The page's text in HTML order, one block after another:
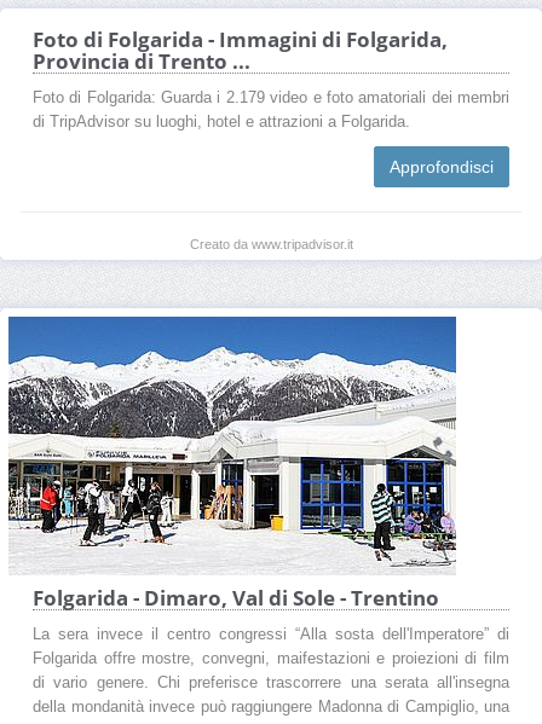
Foto di Folgarida - Immagini di Folgarida,
Provincia di Trento ...
Foto di Folgarida: Guarda i 2.179 video e foto amatoriali dei membri
di TripAdvisor su luoghi, hotel e attrazioni a Folgarida.
Approfondisci
Creato da www.tripadvisor.it
Folgarida - Dimaro, Val di Sole - Trentino
La sera invece il centro congressi “Alla sosta dell'Imperatore” di
Folgarida offre mostre, convegni, maifestazioni e proiezioni di film
di vario genere. Chi preferisce trascorrere una serata all'insegna
della mondanità invece può raggiungere Madonna di Campiglio, una